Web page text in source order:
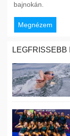
bajnokán.
Megnézem
LEGFRISSEBB